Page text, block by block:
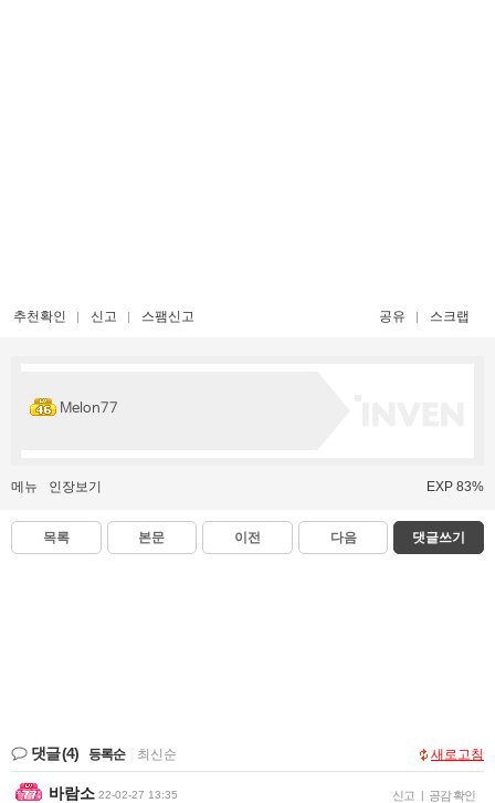
추천확인 신고 스팸신고 공유 스크랩
Melon77
메뉴 인장보기 EXP 83%
목록 본문 이전 다음 댓글쓰기
댓글(4) 등록순 최신순 새로고침
바람소 22-02-27 13:35 신고 | 공감 확인